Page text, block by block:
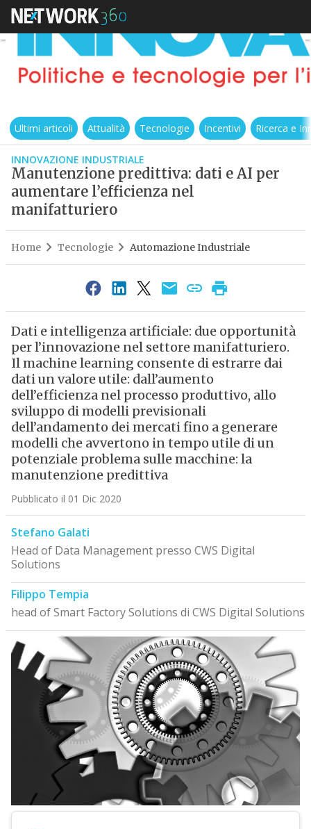
Ultimi articoli Attualità Tecnologie Incentivi Ricerca e
INNOVAZIONE INDUSTRIALE
Manutenzione predittiva: dati e AI per
aumentare l’efficienza nel
manifatturiero
Home Tecnologie Automazione Industriale
Dati e intelligenza artificiale: due opportunità
per l’innovazione nel settore manifatturiero.
Il machine learning consente di estrarre dai
dati un valore utile: dall’aumento
dell’efficienza nel processo produttivo, allo
sviluppo di modelli previsionali
dell’andamento dei mercati fino a generare
modelli che avvertono in tempo utile di un
potenziale problema sulle macchine: la
manutenzione predittiva
Pubblicato il 01 Dic 2020
Stefano Galati
Head of Data Management presso CWS Digital
Solutions
Filippo Tempia
head of Smart Factory Solutions di CWS Digital Solutions